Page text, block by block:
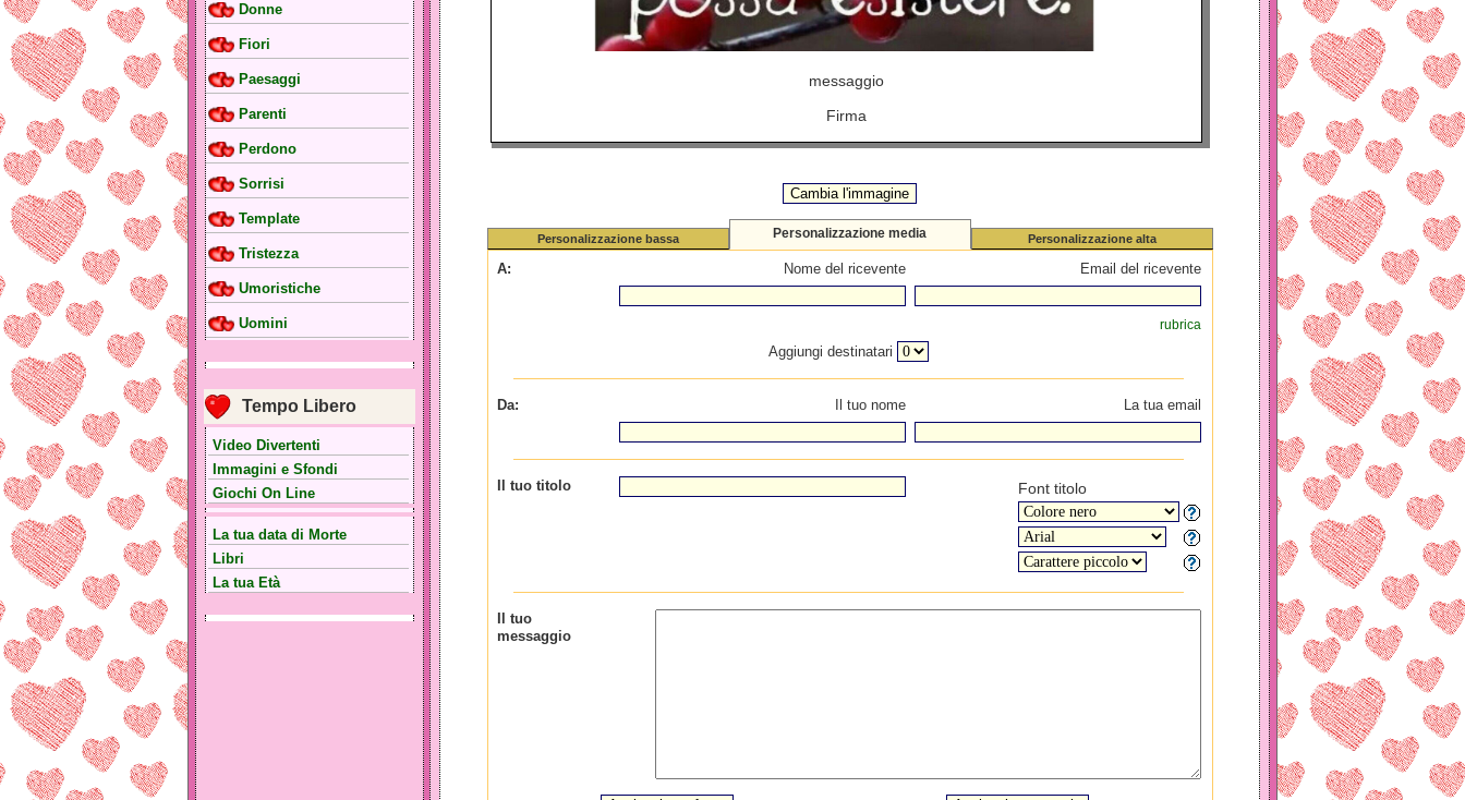
Donne
Fiori
Paesaggi
Parenti
Perdono
Sorrisi
Template
Tristezza
Umoristiche
Uomini
Tempo Libero
Video Divertenti
Immagini e Sfondi
Giochi On Line
La tua data di Morte
Libri
La tua Età
messaggio
Firma
Personalizzazione bassa Personalizzazione media Personalizzazione alta
A: Nome del ricevente Email del ricevente
rubrica
Aggiungi destinatari
Da: Il tuo nome La tua email
Il tuo titolo Font titolo
Il tuo
messaggio